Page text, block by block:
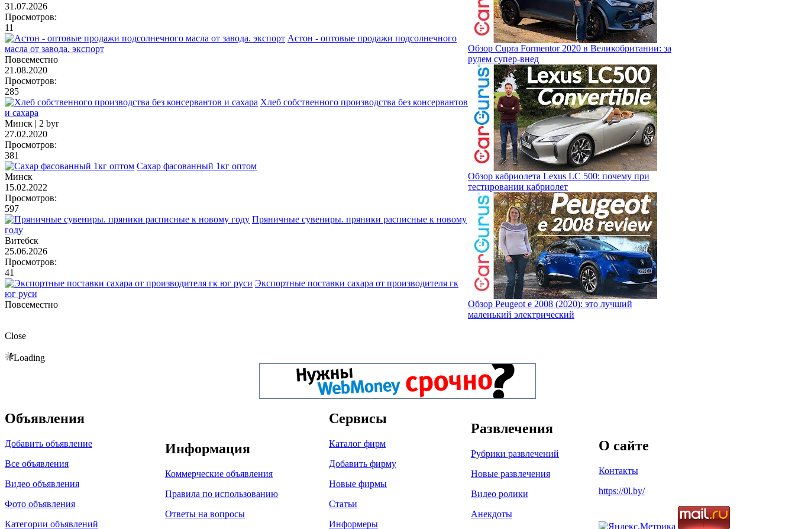
31.07.2026
Просмотров:
11
Астон - оптовые продажи подсолнечного
масла от завода. экспорт
Повсеместно
21.08.2020
Просмотров:
285
Хлеб собственного производства без консервантов
и сахара
Минск | 2 byr
27.02.2020
Просмотров:
381
Сахар фасованный 1кг оптом
Минск
15.02.2022
Просмотров:
597
Пряничные сувениры. пряники расписные к новому
году
Витебск
25.06.2026
Просмотров:
41
Экспортные поставки сахара от производителя гк
юг руси
Повсеместно
Обзор Cupra Formentor 2020 в Великобритании: за
рулем супер-внед
Обзор кабриолета Lexus LC 500: почему при
тестировании кабриолет
Обзор Peugeot e 2008 (2020): это лучший
маленький электрический
Close
Loading
Объявления
Добавить объявление
Все объявления
Видео объявления
Фото объявления
Категории объявлений
Информация
Коммерческие объявления
Правила по использованию
Ответы на вопросы
Сервисы
Каталог фирм
Добавить фирму
Новые фирмы
Статьи
Информеры
Развлечения
Рубрики развлечений
Новые развлечения
Видео ролики
Анекдоты
О сайте
Контакты
https://0l.by/